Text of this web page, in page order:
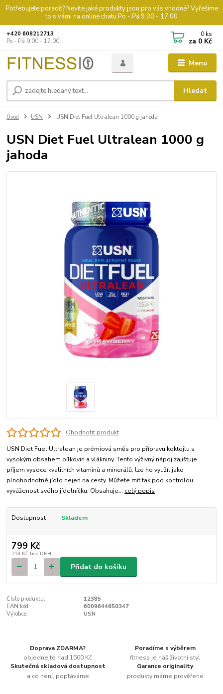
Potřebujete poradit? Nevíte jaké produkty jsou pro vás vhodné? Vyřešíme
to s vámi na online chatu Po - Pá 9.00 - 17.00
Menu
Hledat
+420 608212713
Po - Pá 9.00 - 17.00
0 ks
za 0 Kč
Úvod USN USN Diet Fuel Ultralean 1000 g jahoda
USN Diet Fuel Ultralean 1000 g
jahoda
Ohodnotit produkt
USN Diet Fuel Ultralean je prémiová směs pro přípravu koktejlu s
vysokým obsahem bílkovin a vlákniny. Tento výživný nápoj zajišťuje
příjem vysoce kvalitních vitaminů a minerálů, lze ho využít jako
plnohodnotné jídlo nejen na cesty. Můžete mít tak pod kontrolou
vyváženost svého jídelníčku. Obsahuje... celý popis
Dostupnost Skladem
799 Kč
713 Kč bez DPH
Přidat do košíku
Číslo produktu:
12385
EAN kód:
6009644650347
Výrobce:
USN
Doprava ZDARMA?
objednejte nad 1500 Kč
Poradíme s výběrem
fitness je náš životní styl
Skutečná skladová dostupnost
a co není, poptáváme
Garance originality
produkty máme prověřené